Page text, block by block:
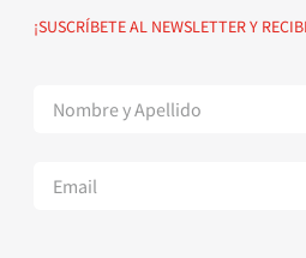
Suscribete al Newsletter
Superintendencia de Industria y
¡SUSCRÍBETE AL NEWSLETTER Y